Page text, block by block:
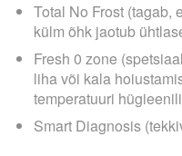
Total No Frost (tagab,
külm õhk jaotub
Fresh 0 zone
liha või kala
temperatuuri
Smart Diagnosis